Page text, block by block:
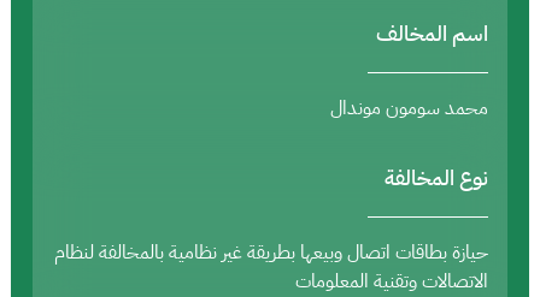
اسم المخالف
محمد سومون موندال
نوع المخالفة
حيازة بطاقات اتصال وبيعها بطريقة غير نظامية بالمخالفة لنظام
الاتصالات وتقنية المعلومات